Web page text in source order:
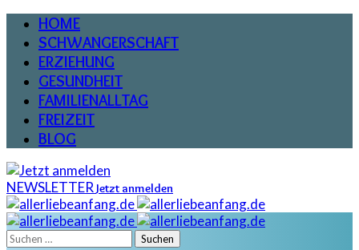
HOME
SCHWANGERSCHAFT
ERZIEHUNG
GESUNDHEIT
FAMILIENALLTAG
FREIZEIT
BLOG
NEWSLETTER Jetzt anmelden
Suchen